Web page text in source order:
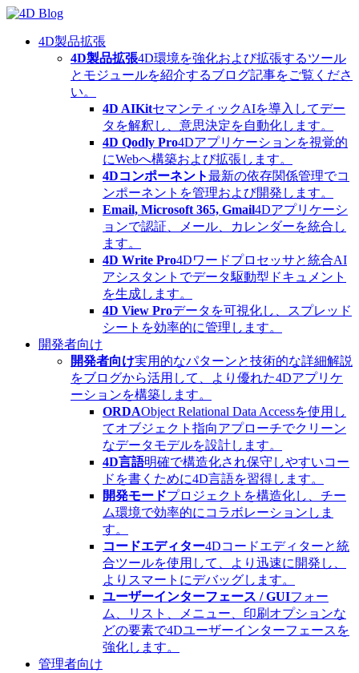
Skip
content4D製品拡張
4D製品拡張4D環境を強化および拡張するツール
とモジュールを紹介するブログ記事をご覧くださ
い。
4D AIKitセマンティックAIを導入してデー
タを解釈し、意思決定を自動化します。
4D Qodly Pro4Dアプリケーションを視覚的
にWebへ構築および拡張します。
4Dコンポーネント最新の依存関係管理でコ
ンポーネントを管理および開発します。
Email, Microsoft 365, Gmail4Dアプリケーシ
ョンで認証、メール、カレンダーを統合し
ます。
4D Write Pro4Dワードプロセッサと統合AI
アシスタントでデータ駆動型ドキュメント
を生成します。
4D View Proデータを可視化し、スプレッド
シートを効率的に管理します。
開発者向け
開発者向け実用的なパターンと技術的な詳細解説
をブログから活用して、より優れた4Dアプリケ
ーションを構築します。
ORDAObject Relational Data Accessを使用し
てオブジェクト指向アプローチでクリーン
なデータモデルを設計します。
4D言語明確で構造化され保守しやすいコー
ドを書くために4D言語を習得します。
開発モードプロジェクトを構造化し、チー
ム環境で効率的にコラボレーションしま
す。
コードエディター4Dコードエディターと統
合ツールを使用して、より迅速に開発し、
よりスマートにデバッグします。
ユーザーインターフェース / GUIフォー
ム、リスト、メニュー、印刷オプションな
どの要素で4Dユーザーインターフェースを
強化します。
管理者向け